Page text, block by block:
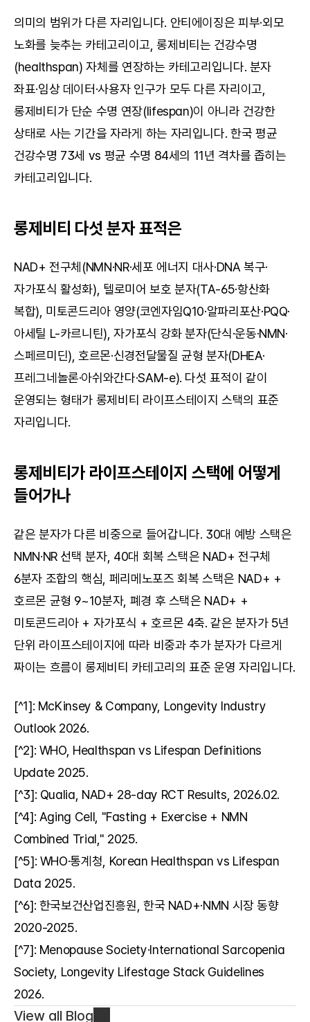
의미의 범위가 다른 자리입니다. 안티에이징은 피부·외모
노화를 늦추는 카테고리이고, 롱제비티는 건강수명
(healthspan) 자체를 연장하는 카테고리입니다. 분자
좌표·임상 데이터·사용자 인구가 모두 다른 자리이고,
롱제비티가 단순 수명 연장(lifespan)이 아니라 건강한
상태로 사는 기간을 자라게 하는 자리입니다. 한국 평균
건강수명 73세 vs 평균 수명 84세의 11년 격차를 좁히는
카테고리입니다.
롱제비티 다섯 분자 표적은
NAD+ 전구체(NMN·NR·세포 에너지 대사·DNA 복구·
자가포식 활성화), 텔로미어 보호 분자(TA-65·항산화
복합), 미토콘드리아 영양(코엔자임Q10·알파리포산·PQQ·
아세틸 L-카르니틴), 자가포식 강화 분자(단식·운동·NMN·
스페르미딘), 호르몬·신경전달물질 균형 분자(DHEA·
프레그네놀론·아쉬와간다·SAM-e). 다섯 표적이 같이
운영되는 형태가 롱제비티 라이프스테이지 스택의 표준
자리입니다.
롱제비티가 라이프스테이지 스택에 어떻게
들어가나
같은 분자가 다른 비중으로 들어갑니다. 30대 예방 스택은
NMN·NR 선택 분자, 40대 회복 스택은 NAD+ 전구체
6분자 조합의 핵심, 페리메노포즈 회복 스택은 NAD+ +
호르몬 균형 9~10분자, 폐경 후 스택은 NAD+ +
미토콘드리아 + 자가포식 + 호르몬 4축. 같은 분자가 5년
단위 라이프스테이지에 따라 비중과 추가 분자가 다르게
짜이는 흐름이 롱제비티 카테고리의 표준 운영 자리입니다.
[^1]: McKinsey & Company, Longevity Industry
Outlook 2026.
[^2]: WHO, Healthspan vs Lifespan Definitions
Update 2025.
[^3]: Qualia, NAD+ 28-day RCT Results, 2026.02.
[^4]: Aging Cell, "Fasting + Exercise + NMN
Combined Trial," 2025.
[^5]: WHO·통계청, Korean Healthspan vs Lifespan
Data 2025.
[^6]: 한국보건산업진흥원, 한국 NAD+·NMN 시장 동향
2020-2025.
[^7]: Menopause Society·International Sarcopenia
Society, Longevity Lifestage Stack Guidelines
2026.
View all Blog